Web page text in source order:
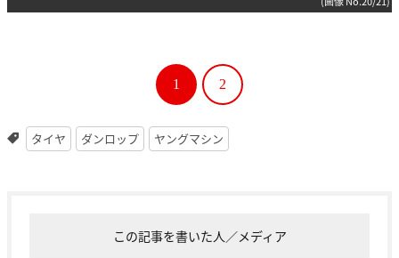
1 2
タイヤ ダンロップ ヤングマシン
この記事を書いた人／メディア